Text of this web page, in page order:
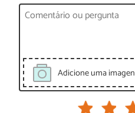
Adicione uma imagen